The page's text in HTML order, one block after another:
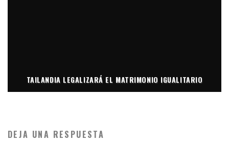
TAILANDIA LEGALIZARÁ EL MATRIMONIO IGUALITARIO
DEJA UNA RESPUESTA